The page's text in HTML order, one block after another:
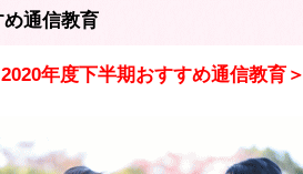
通信教育
2020年度下半期おすすめ通信教育＞